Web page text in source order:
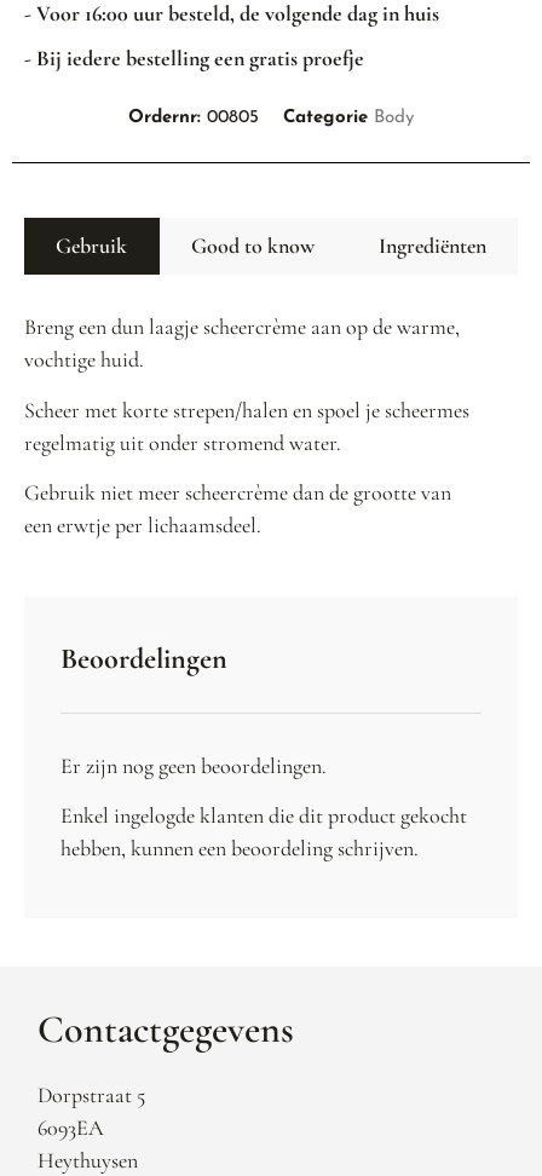
- Voor 16:00 uur besteld, de volgende dag in huis
- Bij iedere bestelling een gratis proefje
Ordernr: 00805 Categorie Body
Gebruik Good to know Ingrediënten
Breng een dun laagje scheercrème aan op de warme,
vochtige huid.
Scheer met korte strepen/halen en spoel je scheermes
regelmatig uit onder stromend water.
Gebruik niet meer scheercrème dan de grootte van
een erwtje per lichaamsdeel.
Beoordelingen
Er zijn nog geen beoordelingen.
Enkel ingelogde klanten die dit product gekocht
hebben, kunnen een beoordeling schrijven.
Contactgegevens
Dorpstraat 5
6093EA
Heythuysen